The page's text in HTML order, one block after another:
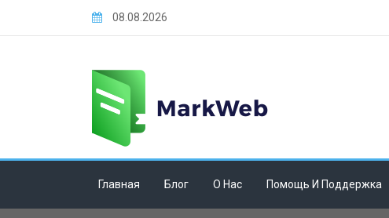
08.08.2026
Главная Блог О Нас Помощь И Поддержка